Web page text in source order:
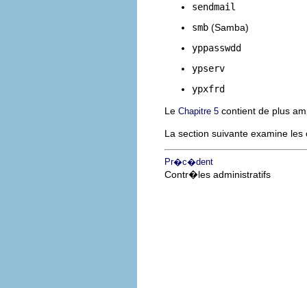
sendmail
smb (Samba)
yppasswdd
ypserv
ypxfrd
Le Chapitre 5 contient de plus
La section suivante examine
Pr�c�dent
Contr�les administratifs